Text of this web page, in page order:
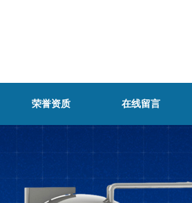
荣誉资质 在线留言